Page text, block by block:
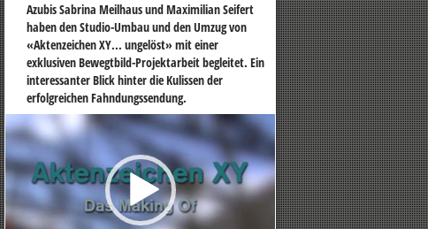
Azubis Sabrina Meilhaus und Maximilian Seifert
haben den Studio-Umbau und den Umzug von
«Aktenzeichen XY... ungelöst» mit einer
exklusiven Bewegtbild-Projektarbeit begleitet. Ein
interessanter Blick hinter die Kulissen der
erfolgreichen Fahndungssendung.
Video-
Player